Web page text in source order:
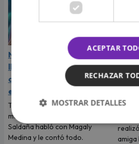
Naldy Saldaña rompió en
llanto durante entrevista
con Magaly Medina y
exigió justicia
Tras denunciar al director
musical de La Bella Luz, Naldy
Saldaña habló con Magaly
Medina y le contó todo.
La
de la
amiga
ACEPTAR
RECHAZAR
MOSTRAR DETALLES